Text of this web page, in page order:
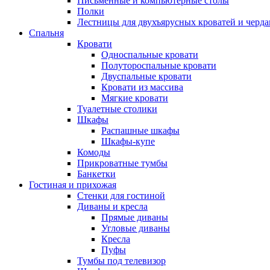
Полки
Лестницы для двухъярусных кроватей и
Спальня
Кровати
Односпальные кровати
Полутороспальные кровати
Двуспальные кровати
Кровати из массива
Мягкие кровати
Туалетные столики
Шкафы
Распашные шкафы
Шкафы-купе
Комоды
Прикроватные тумбы
Банкетки
Гостиная и прихожая
Стенки для гостиной
Диваны и кресла
Прямые диваны
Угловые диваны
Кресла
Пуфы
Тумбы под телевизор